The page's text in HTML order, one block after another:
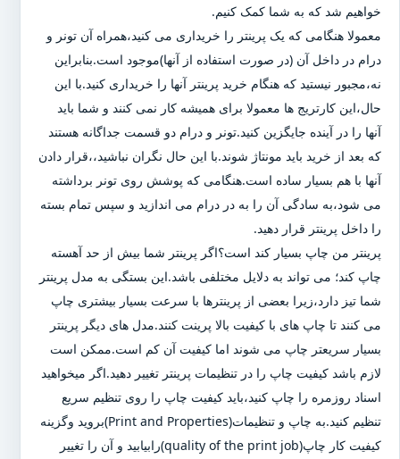
خواهیم شد که به شما کمک کنیم.
معمولا هنگامی که یک پرینتر را خریداری می کنید،همراه آن تونر و
درام در داخل آن (در صورت استفاده از آنها)موجود است.بنابراین
نه،مجبور نیستید که هنگام خرید پرینتر آنها را خریداری کنید.با این
حال،این کارتریج ها معمولا برای همیشه کار نمی کنند و شما باید
آنها را در آینده جایگزین کنید.تونر و درام دو قسمت جداگانه هستند
که بعد از خرید باید مونتاژ شوند.با این حال نگران نباشید،،قرار دادن
آنها با هم بسیار ساده است.هنگامی که پوشش روی تونر برداشته
می شود،به سادگی آن را به در درام می اندازید و سپس تمام بسته
را داخل پرینتر قرار دهید.
پرینتر من چاپ بسیار کند است؟اگر پرینتر شما بیش از حد آهسته
چاپ کند؛ می تواند به دلایل مختلفی باشد.این بستگی به مدل پرینتر
شما تیز دارد،زیرا بعضی از پرینترها با سرعت بسیار بیشتری چاپ
می کنند تا چاپ های با کیفیت بالا پرینت کنند.مدل های دیگر پرینتر
بسیار سریعتر چاپ می شوند اما کیفیت آن کم است.ممکن است
لازم باشد کیفیت چاپ را در تنظیمات پرینتر تغییر دهید.اگر میخواهید
اسناد روزمره را چاپ کنید،باید کیفیت چاپ را روی تنظیم سریع
تنظیم کنید.به چاپ و تنظیمات(Print and Properties)بروید وگزینه
کیفیت کار چاپ(quality of the print job)رابیابید و آن را تغییر